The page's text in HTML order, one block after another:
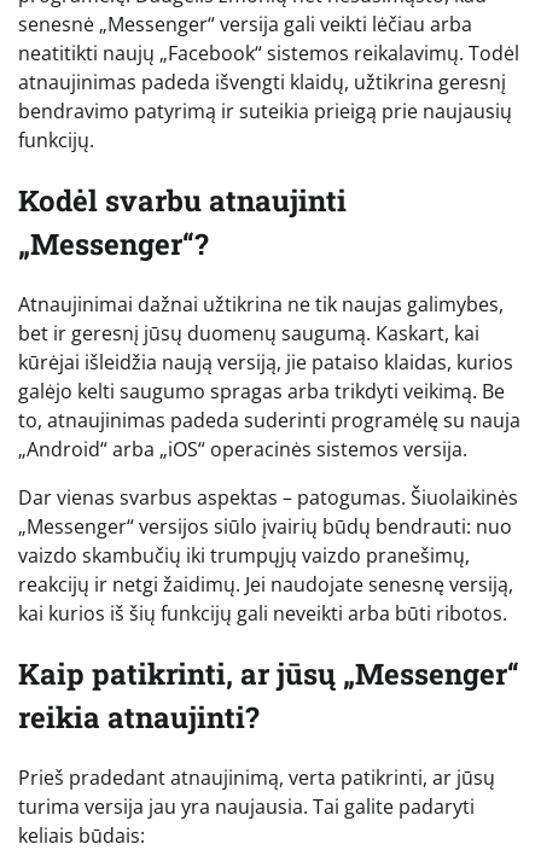
senesnė „Messenger“ versija gali veikti lėčiau arba
neatitikti naujų „Facebook“ sistemos reikalavimų. Todėl
atnaujinimas padeda išvengti klaidų, užtikrina geresnį
bendravimo patyrimą ir suteikia prieigą prie naujausių
funkcijų.
Kodėl svarbu atnaujinti
„Messenger“?
Atnaujinimai dažnai užtikrina ne tik naujas galimybes,
bet ir geresnį jūsų duomenų saugumą. Kaskart, kai
kūrėjai išleidžia naują versiją, jie pataiso klaidas, kurios
galėjo kelti saugumo spragas arba trikdyti veikimą. Be
to, atnaujinimas padeda suderinti programėlę su nauja
„Android“ arba „iOS“ operacinės sistemos versija.
Dar vienas svarbus aspektas – patogumas. Šiuolaikinės
„Messenger“ versijos siūlo įvairių būdų bendrauti: nuo
vaizdo skambučių iki trumpųjų vaizdo pranešimų,
reakcijų ir netgi žaidimų. Jei naudojate senesnę versiją,
kai kurios iš šių funkcijų gali neveikti arba būti ribotos.
Kaip patikrinti, ar jūsų „Messenger“
reikia atnaujinti?
Prieš pradedant atnaujinimą, verta patikrinti, ar jūsų
turima versija jau yra naujausia. Tai galite padaryti
keliais būdais: